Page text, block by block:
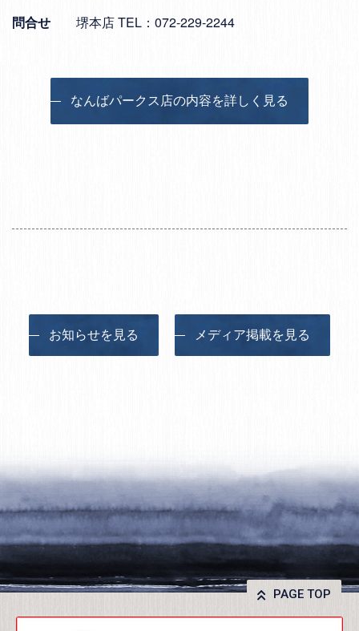
問合せ 堺本店 TEL：072-229-2244
なんばパークス店の内容を詳しく見る
お知らせを見る メディア掲載を見る
PAGE TOP